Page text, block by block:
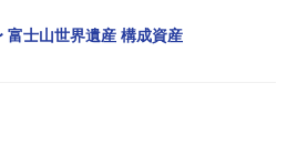
富士山世界遺産 構成資産